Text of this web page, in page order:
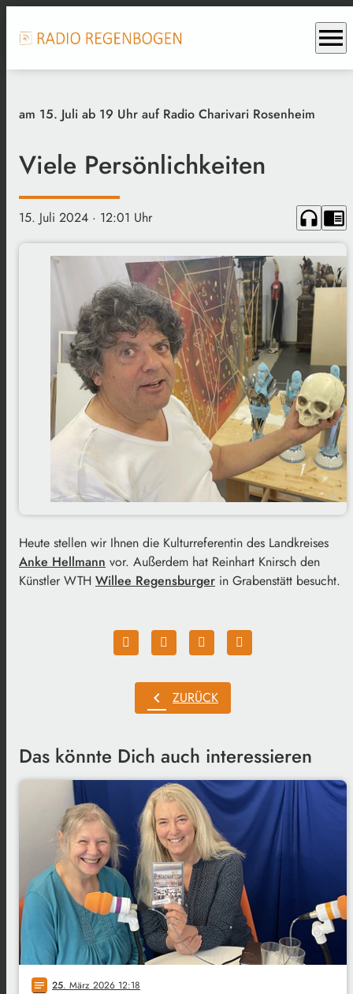
menu
am 15. Juli ab 19 Uhr auf Radio Charivari Rosenheim
Viele Persönlichkeiten
15. Juli 2024 · 12:01 Uhr headphones chrome_reader_mode
Heute stellen wir Ihnen die Kulturreferentin des Landkreises
Anke Hellmann vor. Außerdem hat Reinhart Knirsch den
Künstler WTH Willee Regensburger in Grabenstätt besucht.
chevron_left ZURÜCK
Das könnte Dich auch interessieren
notes 25. März 2026 12:18